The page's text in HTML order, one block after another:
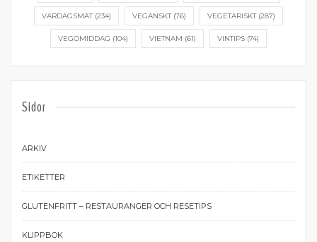
VARDAGSMAT(234) VEGANSKT(76) VEGETARISKT(287)
VEGOMIDDAG (104) VIETNAM (61) VINTIPS (74)
Sidor
ARKIV
ETIKETTER
GLUTENFRITT – RESTAURANGER OCH RESETIPS
KLIPPBOK